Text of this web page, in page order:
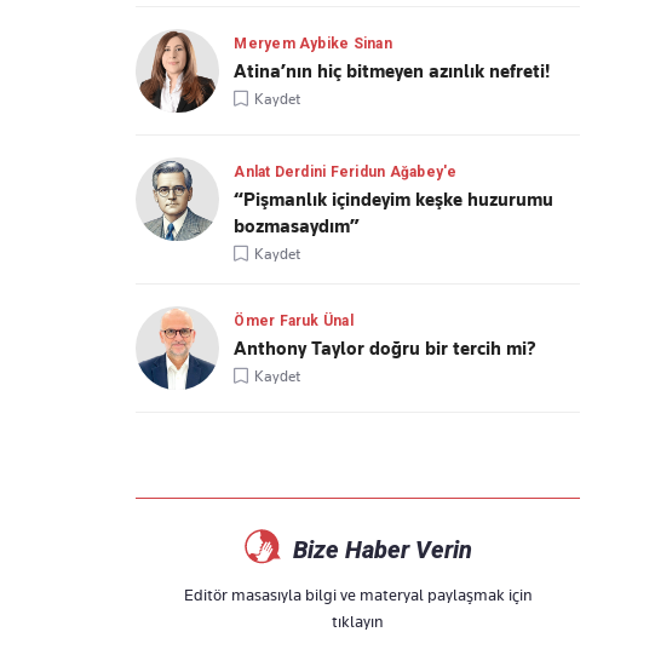
Meryem Aybike Sinan
Atina’nın hiç bitmeyen azınlık nefreti!
Kaydet
Anlat Derdini Feridun Ağabey'e
“Pişmanlık içindeyim keşke huzurumu
bozmasaydım”
Kaydet
Ömer Faruk Ünal
Anthony Taylor doğru bir tercih mi?
Kaydet
Bize Haber Verin
Editör masasıyla bilgi ve materyal paylaşmak için
tıklayın